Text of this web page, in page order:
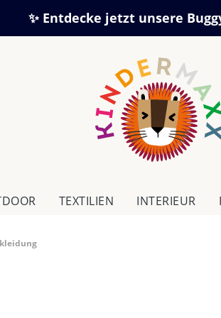
✨ Entdecke jetzt unsere
TEXTILIEN IN­TE­RI­EUR